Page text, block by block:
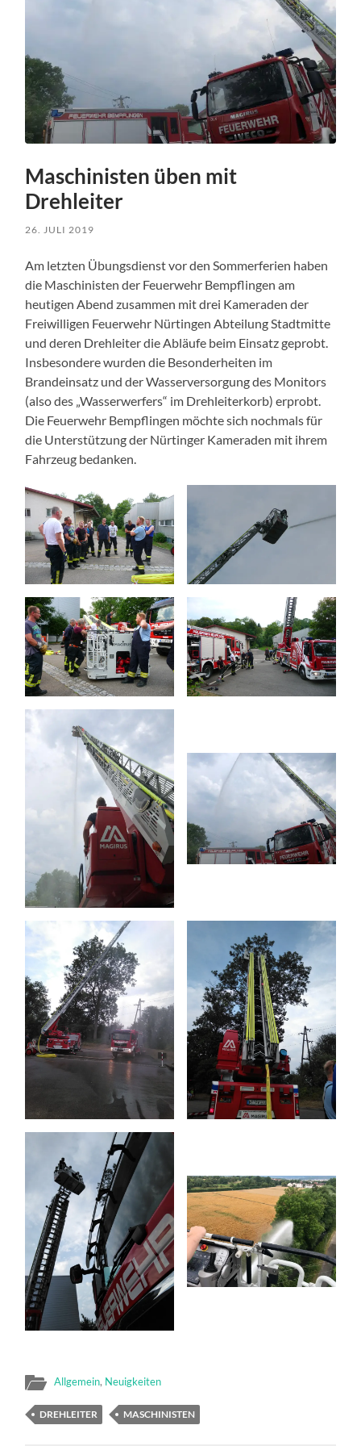
Maschinisten üben mit
Drehleiter
26. JULI 2019
Am letzten Übungsdienst vor den Sommerferien haben
die Maschinisten der Feuerwehr Bempflingen am
heutigen Abend zusammen mit drei Kameraden der
Freiwilligen Feuerwehr Nürtingen Abteilung Stadtmitte
und deren Drehleiter die Abläufe beim Einsatz geprobt.
Insbesondere wurden die Besonderheiten im
Brandeinsatz und der Wasserversorgung des Monitors
(also des „Wasserwerfers“ im Drehleiterkorb) erprobt.
Die Feuerwehr Bempflingen möchte sich nochmals für
die Unterstützung der Nürtinger Kameraden mit ihrem
Fahrzeug bedanken.
Allgemein, Neuigkeiten
DREHLEITER MASCHINISTEN